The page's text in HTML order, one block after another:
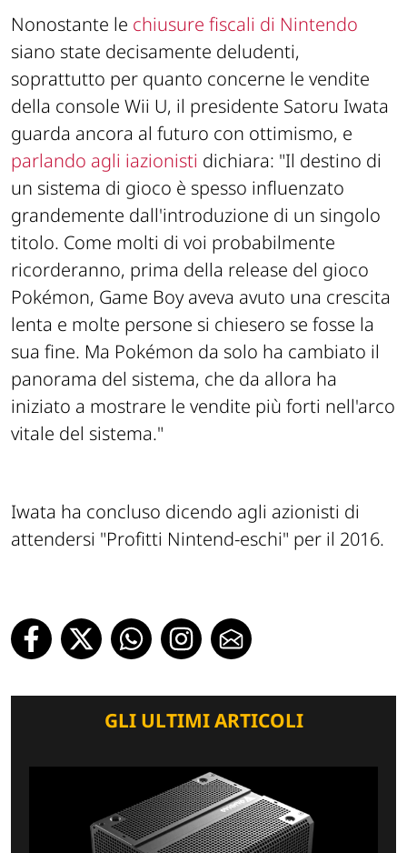
Nonostante le chiusure fiscali di Nintendo
siano state decisamente deludenti,
soprattutto per quanto concerne le vendite
della console Wii U, il presidente Satoru Iwata
guarda ancora al futuro con ottimismo, e
parlando agli iazionisti dichiara: "Il destino di
un sistema di gioco è spesso influenzato
grandemente dall'introduzione di un singolo
titolo. Come molti di voi probabilmente
ricorderanno, prima della release del gioco
Pokémon, Game Boy aveva avuto una crescita
lenta e molte persone si chiesero se fosse la
sua fine. Ma Pokémon da solo ha cambiato il
panorama del sistema, che da allora ha
iniziato a mostrare le vendite più forti nell'arco
vitale del sistema."
Iwata ha concluso dicendo agli azionisti di
attendersi "Profitti Nintend-eschi" per il 2016.
GLI ULTIMI ARTICOLI